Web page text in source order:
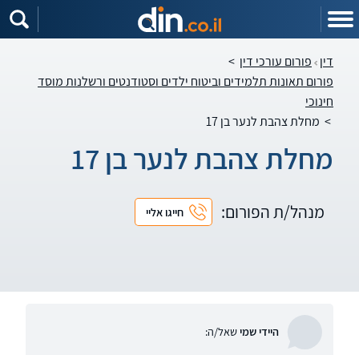
דין פורום עורכי דין >
פורום תאונות תלמידים וביטוח ילדים וסטודנטים ורשלנות מוסד
חינוכי
> מחלת צהבת לנער בן 17
מחלת צהבת לנער בן 17
מנהל/ת הפורום: חייגו אליי
היידי שמישאל/ה: